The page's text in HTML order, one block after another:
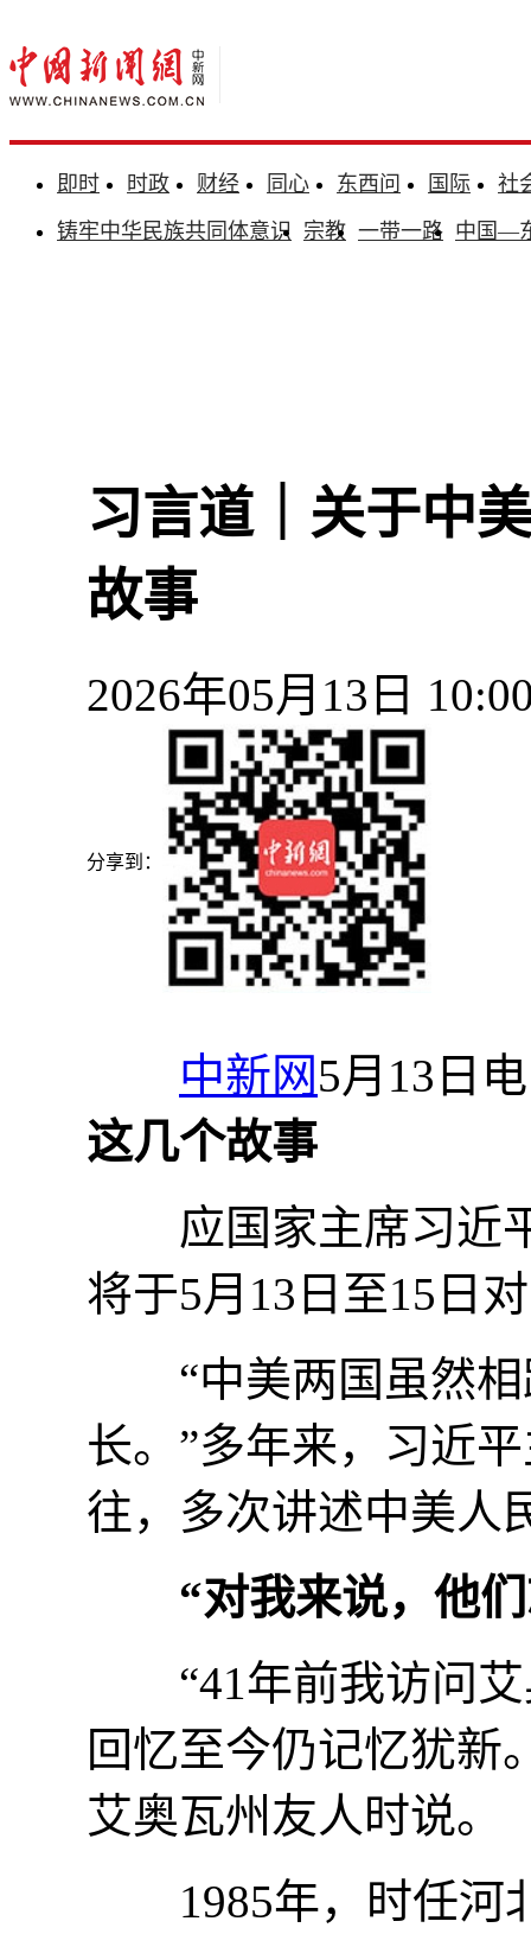
即时 时政 财经 同心 东西问 国际
社
铸牢中华民族共同体意识 宗教 一带一路 中国—
习言道｜关于中
故事
2026年05月13日
分享到：
中新网5月13日
这几个故事
应国家主席习近平
将于5月13日至15日
“中美两国虽然相
长。”多年来，习近
往，多次讲述中美人
“对我来说，他
“41年前我访问艾
回忆至今仍记忆犹新
艾奥瓦州友人时说。
1985年，时任河北